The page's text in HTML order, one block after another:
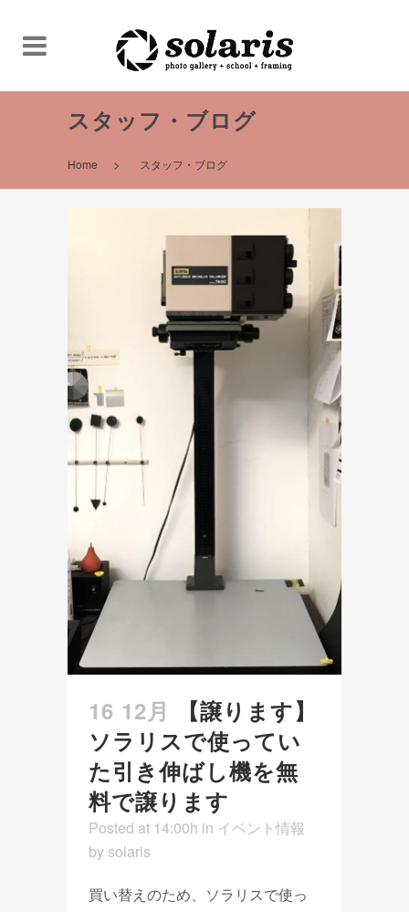
スタッフ・ブログ
Home > スタッフ・ブログ
16 12月
【譲ります】
ソラリスで使ってい
た引き伸ばし機を無
料で譲ります
Posted at 14:00h in イベント情報
by solaris
買い替えのため、ソラリスで使っ